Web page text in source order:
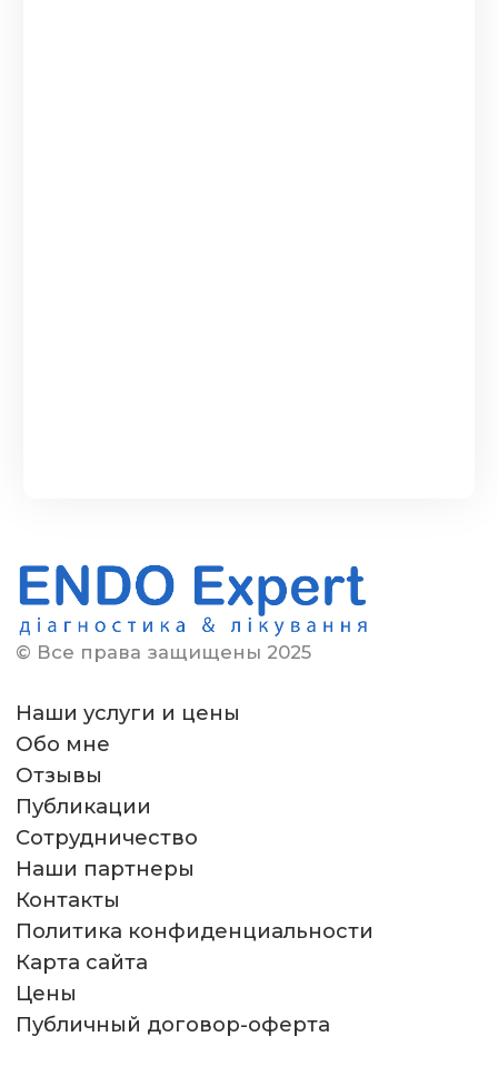
© Все права защищены 2025
Наши услуги и цены
Обо мне
Отзывы
Публикации
Сотрудничество
Наши партнеры
Контакты
Политика конфиденциальности
Карта сайта
Цены
Публичный договор-оферта